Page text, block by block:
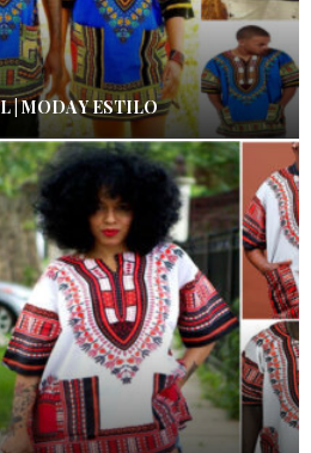
| MODA Y ESTILO